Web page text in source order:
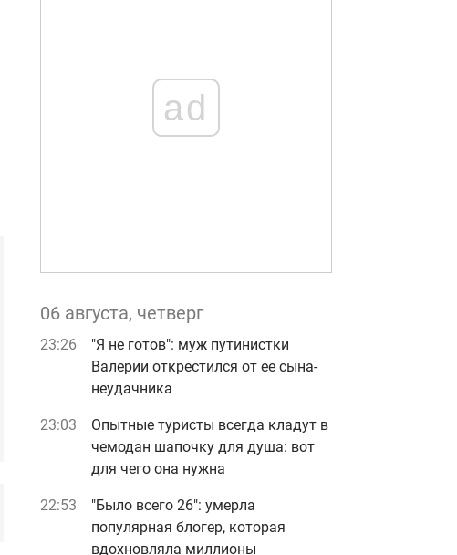
ad
06 августа, четверг
23:26
"Я не готов": муж путинистки
Валерии открестился от ее сына-
неудачника
23:03
Опытные туристы всегда кладут в
чемодан шапочку для душа: вот
для чего она нужна
22:53
"Было всего 26": умерла
популярная блогер, которая
вдохновляла миллионы